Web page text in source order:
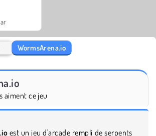
WormsArena.io
aiment ce jeu
est un jeu d'arcade rempli de serpents